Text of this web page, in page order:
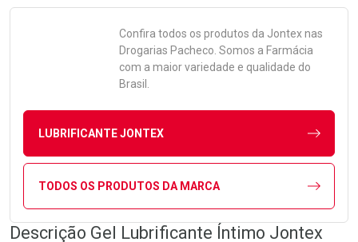
Confira todos os produtos da Jontexnas
Drogarias Pacheco. Somos a Farmácia
com a maior variedade e qualidade do
Brasil.
LUBRIFICANTE JONTEX
TODOS OS PRODUTOS DA MARCA
Descrição Gel Lubrificante Íntimo Jontex